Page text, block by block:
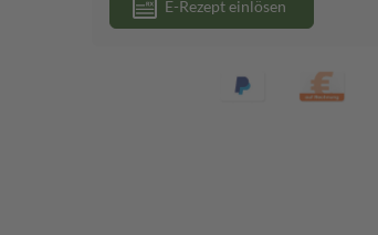
E-Rezept einlösen